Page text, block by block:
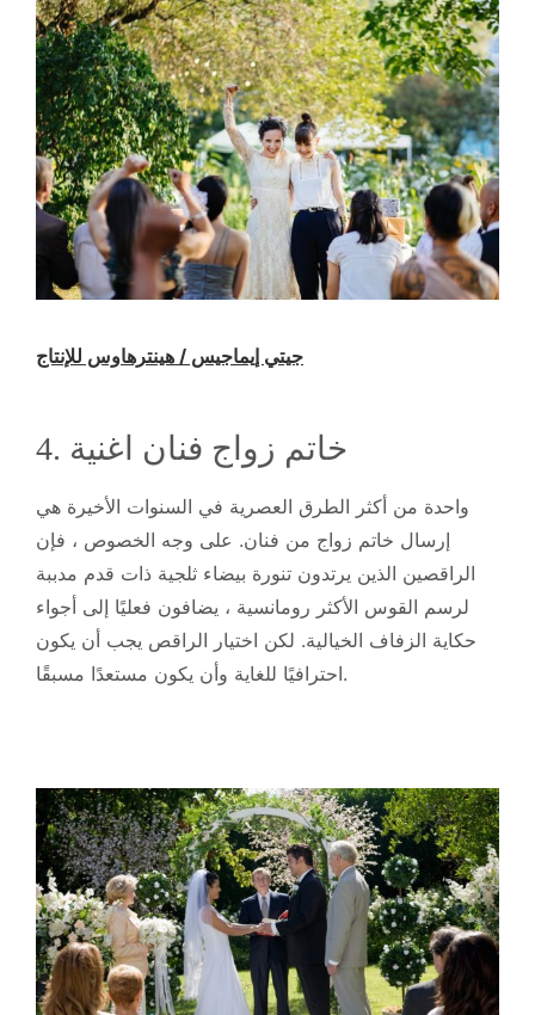
جيتي إيماجيس / هينترهاوس للإنتاج
4. خاتم زواج فنان اغنية
واحدة من أكثر الطرق العصرية في السنوات الأخيرة هي
إرسال خاتم زواج من فنان. على وجه الخصوص ، فإن
الراقصين الذين يرتدون تنورة بيضاء ثلجية ذات قدم مدببة
لرسم القوس الأكثر رومانسية ، يضافون فعليًا إلى أجواء
حكاية الزفاف الخيالية. لكن اختيار الراقص يجب أن يكون
احترافيًا للغاية وأن يكون مستعدًا مسبقًا.